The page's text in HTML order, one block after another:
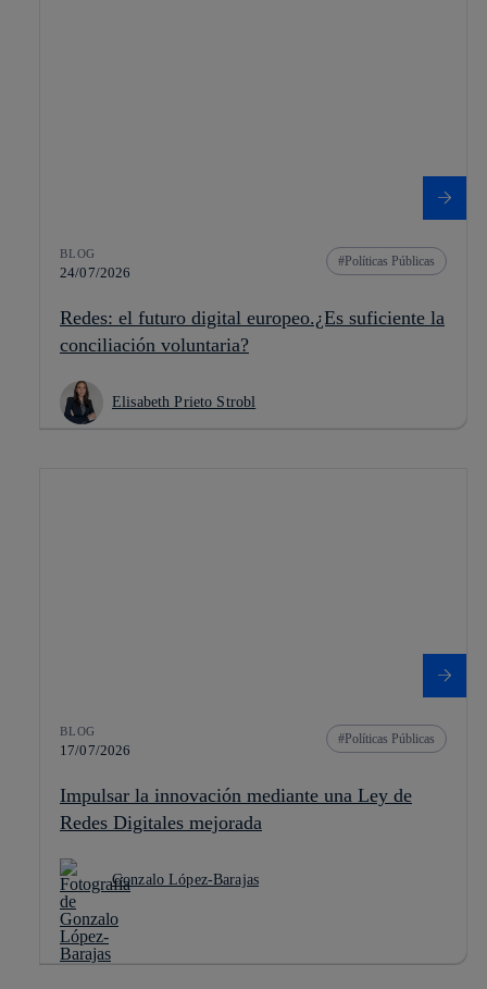
BLOG
24/07/2026
Políticas Públicas
Redes: el futuro digital europeo.¿Es suficiente la
conciliación voluntaria?
Elisabeth Prieto Strobl
BLOG
17/07/2026
Políticas Públicas
Impulsar la innovación mediante una Ley de
Redes Digitales mejorada
Gonzalo López-Barajas